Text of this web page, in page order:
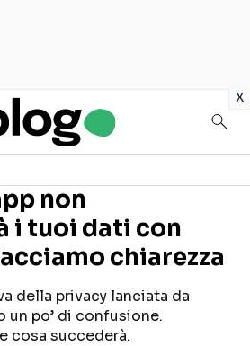
x
sui social
non
i tuoi dati con
chiarezza
della privacy lanciata da
un po’ di confusione.
cosa succederà.